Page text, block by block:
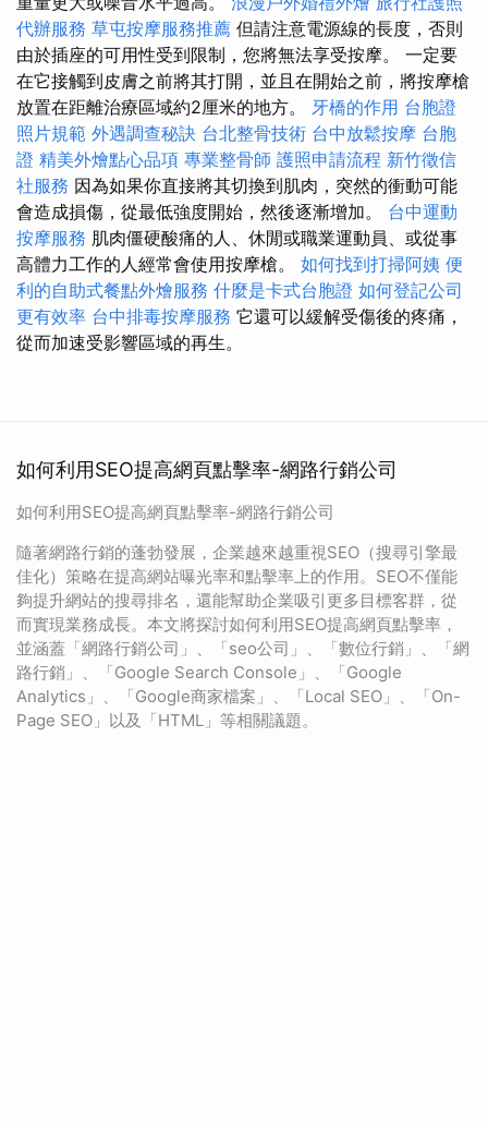
代辦服務 草屯按摩服務推薦 但請注意電源線的長度，否則
由於插座的可用性受到限制，您將無法享受按摩。 一定要
在它接觸到皮膚之前將其打開，並且在開始之前，將按摩槍
放置在距離治療區域約2厘米的地方。 牙橋的作用 台胞證
照片規範 外遇調查秘訣 台北整骨技術 台中放鬆按摩 台胞
證 精美外燴點心品項 專業整骨師 護照申請流程 新竹徵信
社服務 因為如果你直接將其切換到肌肉，突然的衝動可能
會造成損傷，從最低強度開始，然後逐漸增加。 台中運動
按摩服務 肌肉僵硬酸痛的人、休閒或職業運動員、或從事
高體力工作的人經常會使用按摩槍。 如何找到打掃阿姨 便
利的自助式餐點外燴服務 什麼是卡式台胞證 如何登記公司
更有效率 台中排毒按摩服務 它還可以緩解受傷後的疼痛，
從而加速受影響區域的再生。
如何利用SEO提高網頁點擊率-網路行銷公司
如何利用SEO提高網頁點擊率-網路行銷公司
隨著網路行銷的蓬勃發展，企業越來越重視SEO（搜尋引擎最
佳化）策略在提高網站曝光率和點擊率上的作用。SEO不僅能
夠提升網站的搜尋排名，還能幫助企業吸引更多目標客群，從
而實現業務成長。本文將探討如何利用SEO提高網頁點擊率，
並涵蓋「網路行銷公司」、「seo公司」、「數位行銷」、「網
路行銷」、「Google Search Console」、「Google
Analytics」、「Google商家檔案」、「Local SEO」、「On-
Page SEO」以及「HTML」等相關議題。